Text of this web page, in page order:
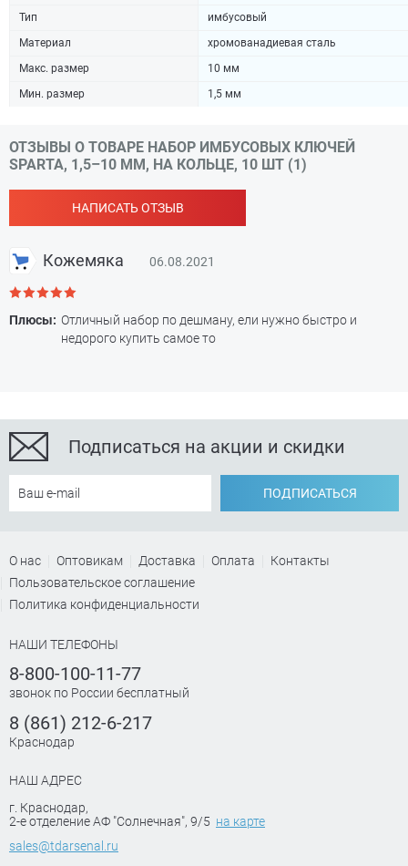
Тип
имбусовый
Материал
хромованадиевая сталь
Макс. размер
10 мм
Мин. размер
1,5 мм
ОТЗЫВЫ О ТОВАРЕ НАБОР ИМБУСОВЫХ КЛЮЧЕЙ
SPARTA, 1,5–10 ММ, НА КОЛЬЦЕ, 10 ШТ (1)
НАПИСАТЬ ОТЗЫВ
Кожемяка 06.08.2021
Плюсы: Отличный набор по дешману, ели нужно быстро и
недорого купить самое то
Подписаться на акции и скидки
ПОДПИСАТЬСЯ
О нас Оптовикам Доставка Оплата
Контакты
Пользовательское соглашение
Политика конфиденциальности
НАШИ ТЕЛЕФОНЫ
8-800-100-11-77
звонок по России бесплатный
8 (861) 212-6-217
Краснодар
НАШ АДРЕС
г. Краснодар,
2-е отделение АФ "Солнечная", 9/5 на карте
sales@tdarsenal.ru